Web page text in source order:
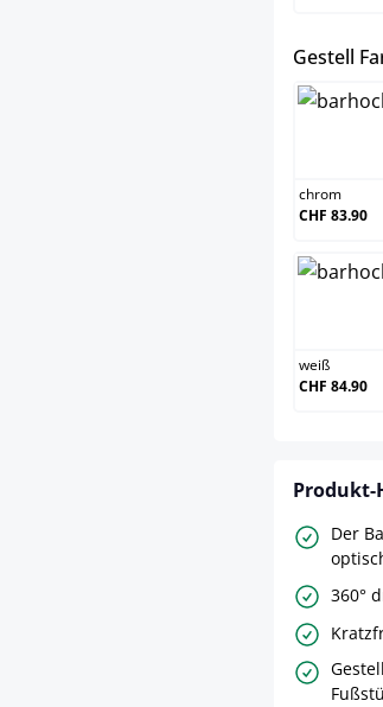
Gestell
chrom
CHF 83.90
weiß
CHF 84.90
Produkt-
Der
360°